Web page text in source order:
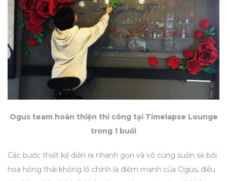
Ogus team hoàn thiện thi công tại Timelapse Lounge
trong 1 buổi
Các bước thiết kế diễn ra nhanh gọn và vô cùng suôn sẻ bởi
hoa hồng thái khổng lồ chính là điểm mạnh của Ogus, điều